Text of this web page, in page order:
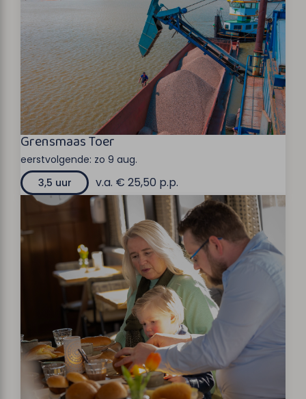
Grensmaas Toer
eerstvolgende: zo 9 aug.
3,5 uur
v.a. € 25,50 p.p.